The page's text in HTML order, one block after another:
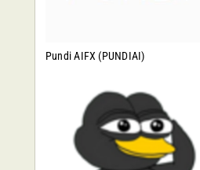
Pundi AIFX (PUNDIAI)